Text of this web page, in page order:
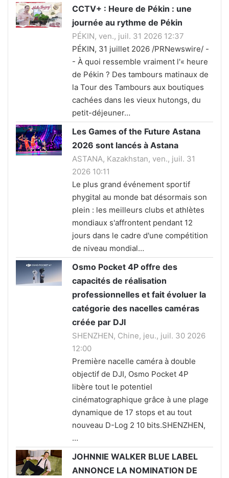
CCTV+ : Heure de Pékin : une
journée au rythme de Pékin
PÉKIN, ven., juil. 31 2026 12:37
PÉKIN, 31 juillet 2026 /PRNewswire/ -
- À quoi ressemble vraiment l'« heure
de Pékin ? Des tambours matinaux de
la Tour des Tambours aux boutiques
cachées dans les vieux hutongs, du
petit-déjeuner…
Les Games of the Future Astana
2026 sont lancés à Astana
ASTANA, Kazakhstan, ven., juil. 31
2026 10:11
Le plus grand événement sportif
phygital au monde bat désormais son
plein : les meilleurs clubs et athlètes
mondiaux s'affrontent pendant 12
jours dans le cadre d'une compétition
de niveau mondial…
Osmo Pocket 4P offre des
capacités de réalisation
professionnelles et fait évoluer la
catégorie des nacelles caméras
créée par DJI
SHENZHEN, Chine, jeu., juil. 30 2026
12:00
Première nacelle caméra à double
objectif de DJI, Osmo Pocket 4P
libère tout le potentiel
cinématographique grâce à une plage
dynamique de 17 stops et au tout
nouveau D-Log 2 10 bits.SHENZHEN,
…
JOHNNIE WALKER BLUE LABEL
ANNONCE LA NOMINATION DE